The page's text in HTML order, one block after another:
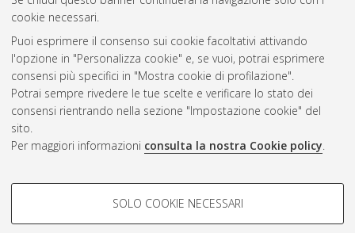
cookie necessari.
Puoi esprimere il consenso sui cookie facoltativi attivando
l'opzione in "Personalizza cookie" e, se vuoi, potrai esprimere
consensi più specifici in "Mostra cookie di profilazione".
Potrai sempre rivedere le tue scelte e verificare lo stato dei
consensi rientrando nella sezione "Impostazione cookie" del
sito.
Per maggiori informazioni consulta la nostra Cookie policy.
COOKIE DI PROFILAZIONE -
SOLO COOKIE NECESSARI
Atom
Rss 1.0
Rss 2.0
ISSN: 2038-7946
Impostazioni Cookie
Informativa sulla privacy
Condizioni d’uso del sito